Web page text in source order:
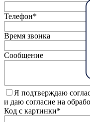
Телефон*
Время звонка
Сообщение
Я подтверждаю
и даю согласие на
Код с картинки*